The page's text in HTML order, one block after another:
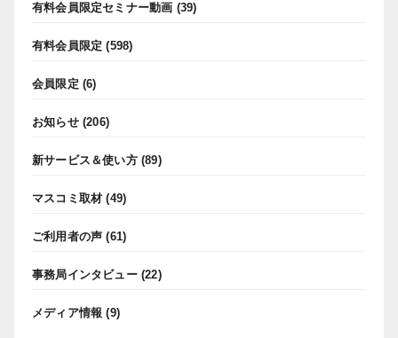
有料会員限定セミナー動画 (39)
有料会員限定 (598)
会員限定 (6)
お知らせ(206)
新サービス＆使い方(89)
マスコミ取材 (49)
ご利用者の声 (61)
事務局インタビュー(22)
メディア情報 (9)